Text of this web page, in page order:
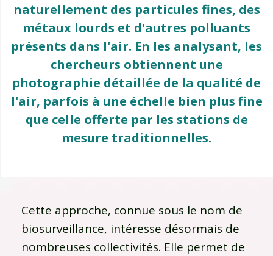
naturellement des particules fines, des
métaux lourds et d'autres polluants
présents dans l'air. En les analysant, les
chercheurs obtiennent une
photographie détaillée de la qualité de
l'air, parfois à une échelle bien plus fine
que celle offerte par les stations de
mesure traditionnelles.
Cette approche, connue sous le nom de
biosurveillance, intéresse désormais de
nombreuses collectivités. Elle permet de